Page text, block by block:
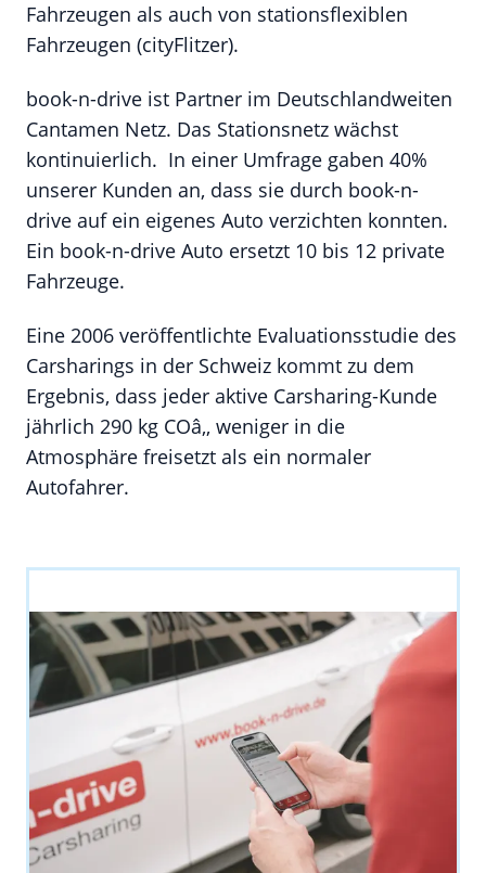
Fahrzeugen als auch von stationsflexiblen
Fahrzeugen (cityFlitzer).
book-n-drive ist Partner im Deutschlandweiten
Cantamen Netz. Das Stationsnetz wächst
kontinuierlich. In einer Umfrage gaben 40%
unserer Kunden an, dass sie durch book-n-
drive auf ein eigenes Auto verzichten konnten.
Ein book-n-drive Auto ersetzt 10 bis 12 private
Fahrzeuge.
Eine 2006 veröffentlichte Evaluationsstudie des
Carsharings in der Schweiz kommt zu dem
Ergebnis, dass jeder aktive Carsharing-Kunde
jährlich 290 kg COâ‚‚ weniger in die
Atmosphäre freisetzt als ein normaler
Autofahrer.